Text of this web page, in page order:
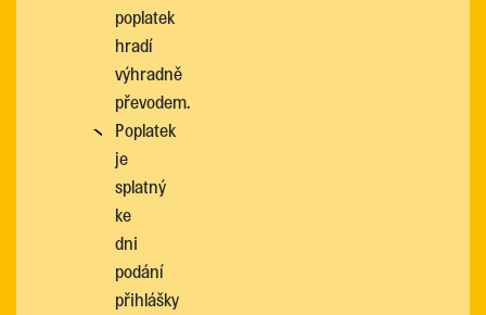
poplatek
hradí
výhradně
převodem.
Poplatek
je
splatný
ke
dni
podání
přihlášky